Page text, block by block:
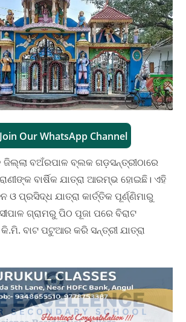
Join Our WhatsApp Channel
ବଅଁରପାଳ ବ୍ଲକ ଗଡ଼ସନ୍ତ୍ରୀଠାରେ
ବାର୍ଷିକ ଯାତ୍ରା ଆରମ୍ଭ ହୋଇଛି। ଏହି
ଓ ପ୍ରସିଦ୍ଧ ଯାତ୍ରା କାର୍ତ୍ତିକ ପୂର୍ଣ୍ଣିମାରୁ
ଗ୍ରାମରୁ ପିଠ ପୂଜା ପରେ ବିରାଟ
ବାଟ ପଟୁଆର କରି ସନ୍ତ୍ରୀ ଯାତ୍ରା